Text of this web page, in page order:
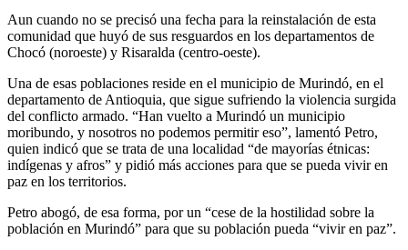
Aun cuando no se precisó una fecha para la reinstalación de esta
comunidad que huyó de sus resguardos en los departamentos de
Chocó (noroeste) y Risaralda (centro-oeste).
Una de esas poblaciones reside en el municipio de Murindó, en el
departamento de Antioquia, que sigue sufriendo la violencia surgida
del conflicto armado. “Han vuelto a Murindó un municipio
moribundo, y nosotros no podemos permitir eso”, lamentó Petro,
quien indicó que se trata de una localidad “de mayorías étnicas:
indígenas y afros” y pidió más acciones para que se pueda vivir en
paz en los territorios.
Petro abogó, de esa forma, por un “cese de la hostilidad sobre la
población en Murindó” para que su población pueda “vivir en paz”.